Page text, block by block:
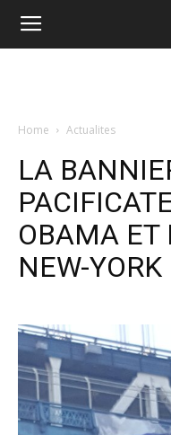
Home Actualites
LA
OBAMA ET
NEW-YORK